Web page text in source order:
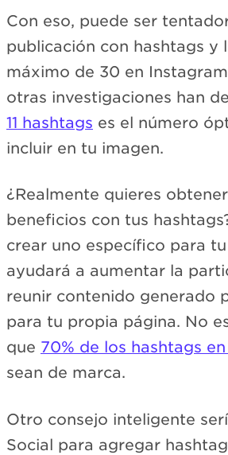
Con eso, puede ser
publicación con hashtags y
máximo de 30 en
otras investigaciones han
11 hashtags es el número
incluir en tu imagen.
¿Realmente quieres
beneficios con tus
crear uno específico para
ayudará a aumentar la
reunir contenido generado
para tu propia página. No
que 70% de los hashtags
sean de marca.
Otro consejo inteligente
Social para agregar